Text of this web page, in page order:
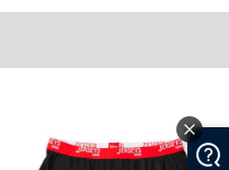
リント